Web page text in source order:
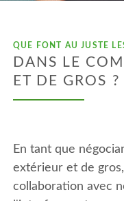
QUE FONT AU JUSTE
DANS LE
ET DE GROS ?
En tant que
extérieur et de
collaboration avec